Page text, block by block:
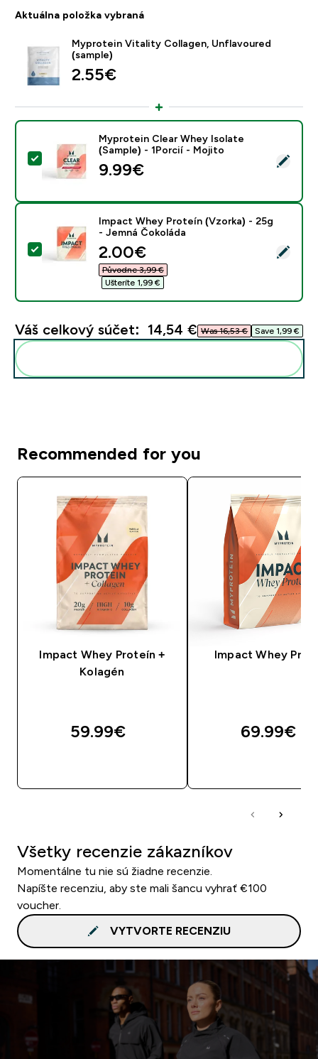
Aktuálna položka vybraná
Myprotein Vitality Collagen, Unflavoured
(sample)
2.55€‎
Vybrať tento produkt - Myprotein Clear Whey Isolate
Myprotein Clear Whey Isolate
(Sample) - 1Porcií - Mojito
9.99€‎
Vybrať tento produkt - Impact Whey Proteín (Vzorka)
Impact Whey Proteín (Vzorka) - 25g
- Jemná Čokoláda
discounted price
2.00€‎
Původne 3,99 €‎
Ušteríte 1,99 €‎
Váš celkový súčet: 14,54 €‎ Was 16,53 €‎ Save 1,99 €‎
Recommended for you
Impact Whey Proteín +
Kolagén
59.99€‎
Impact Whey
69.99€‎
Všetky recenzie zákazníkov
Momentálne tu nie sú žiadne recenzie.
Napíšte recenziu, aby ste mali šancu vyhrať €100
voucher.
VYTVORTE RECENZIU